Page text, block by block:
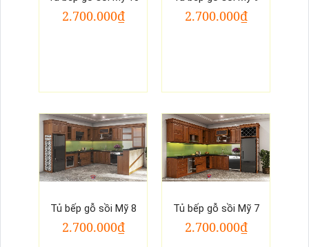
2.700.000₫ 2.700.000₫
Tủ bếp gỗ sồi Mỹ 8
2.700.000₫
Tủ bếp gỗ sồi Mỹ 7
2.700.000₫